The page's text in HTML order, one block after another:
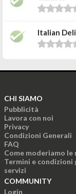
Italian
CHI SIAMO
Pubblicità
Lavora con noi
Privacy
Condizioni Generali
FAQ
Come moderiamo le
Termini e
servizi
COMMUNITY
Login